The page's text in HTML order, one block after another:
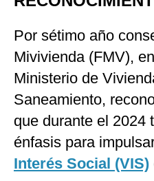
Por sétimo año
Mivivienda (FMV),
Ministerio de
Saneamiento,
que durante el 2024
énfasis para
Interés Social (VIS)